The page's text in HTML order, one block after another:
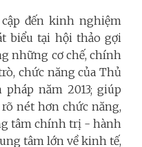
đến kinh nghiệm
biểu tại hội thảo gợi
những cơ chế, chính
chức năng của Thủ
năm 2013; giúp
nét hơn chức năng,
tâm chính trị - hành
tâm lớn về kinh tế,